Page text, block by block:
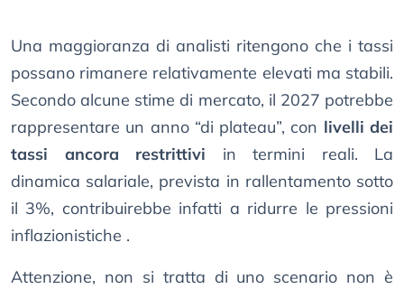
Una maggioranza di analisti ritengono che i tassi
possano rimanere relativamente elevati ma stabili.
Secondo alcune stime di mercato, il 2027 potrebbe
rappresentare un anno “di plateau”, con livelli dei
tassi ancora restrittivi in termini reali. La
dinamica salariale, prevista in rallentamento sotto
il 3%, contribuirebbe infatti a ridurre le pressioni
inflazionistiche .
Attenzione, non si tratta di uno scenario non è